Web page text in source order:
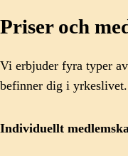
Priser och
Vi erbjuder fyra typer
befinner dig i yrkeslivet.
Individuellt